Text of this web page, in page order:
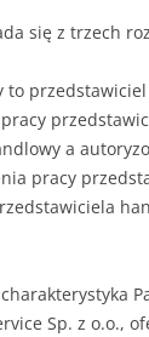
się z trzech
to
a
pracy
Sp. z o.o.,